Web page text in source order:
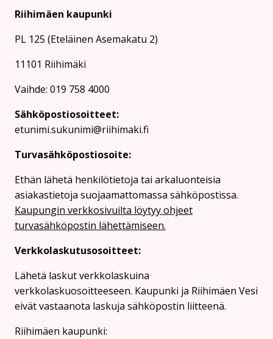
Riihimäen kaupunki
PL 125 (Eteläinen Asemakatu 2)
11101 Riihimäki
Vaihde: 019 758 4000
Sähköpostiosoitteet:
etunimi.sukunimi@riihimaki.fi
Turvasähköpostiosoite:
Ethän lähetä henkilötietoja tai arkaluonteisia
asiakastietoja suojaamattomassa sähköpostissa.
Kaupungin verkkosivuilta löytyy ohjeet
turvasähköpostin lähettämiseen.
Verkkolaskutusosoitteet:
Lähetä laskut verkkolaskuina
verkkolaskuosoitteeseen. Kaupunki ja Riihimäen Vesi
eivät vastaanota laskuja sähköpostin liitteenä.
Riihimäen kaupunki: